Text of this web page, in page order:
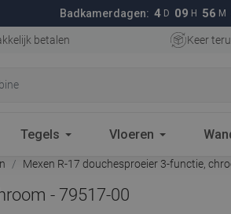
Badkamerdagen: 4 D 09 H 56 M
betalen Keer
Tegels Vloeren
Mexen R-17 douchesproeier 3-functie,
- 79517-00